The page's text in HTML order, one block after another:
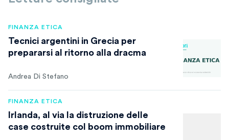
FINANZA ETICA
Tecnici argentini in Grecia per
prepararsi al ritorno alla dracma
Andrea Di Stefano
FINANZA ETICA
Irlanda, al via la distruzione delle
case costruite col boom immobiliare